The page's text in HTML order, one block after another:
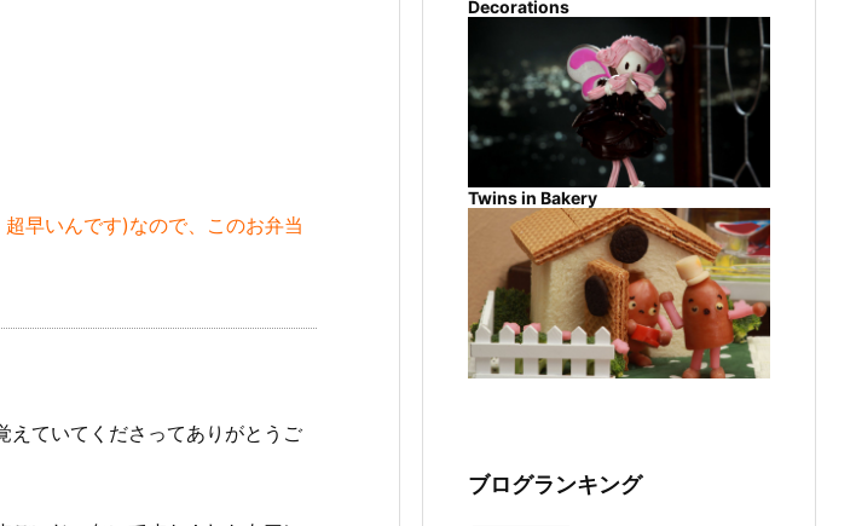
早いんです)なので、このお弁当
えていてくださってありがとうご
Decorations
Twins in Bakery
ブログランキング